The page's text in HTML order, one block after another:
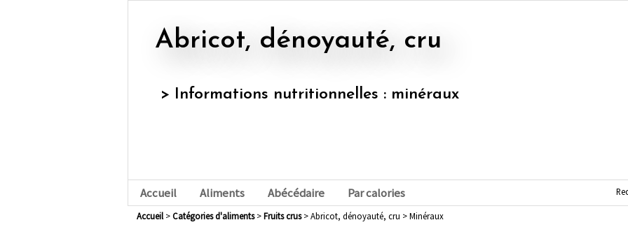
Abricot, dénoyauté, cru
> Informations nutritionnelles : minéraux
Accueil Aliments Abécédaire Par calories
Accueil> Catégories d'aliments> fruits crus> Abricot, dénoyauté, cru > Minéraux